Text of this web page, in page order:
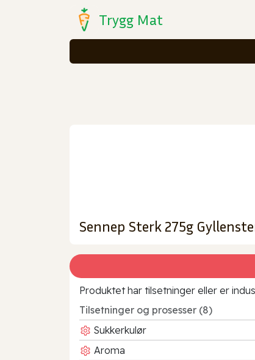
Trygg Mat
Sennep Sterk 275g
Produktet har tilsetninger eller er
Tilsetninger og prosesser (8)
Sukkerkulør
Aroma